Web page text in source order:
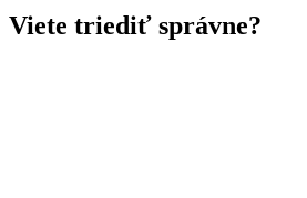
Viete triediť správne?